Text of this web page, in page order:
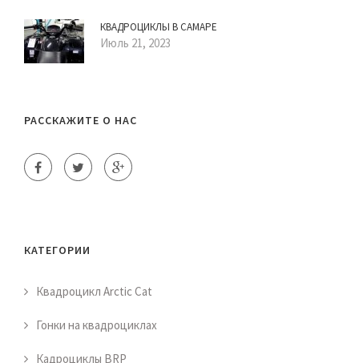
КВАДРОЦИКЛЫ В САМАРЕ
Июль 21, 2023
РАССКАЖИТЕ О НАС
КАТЕГОРИИ
Квадроцикл Arctic Cat
Гонки на квадроциклах
Кадроциклы BRP